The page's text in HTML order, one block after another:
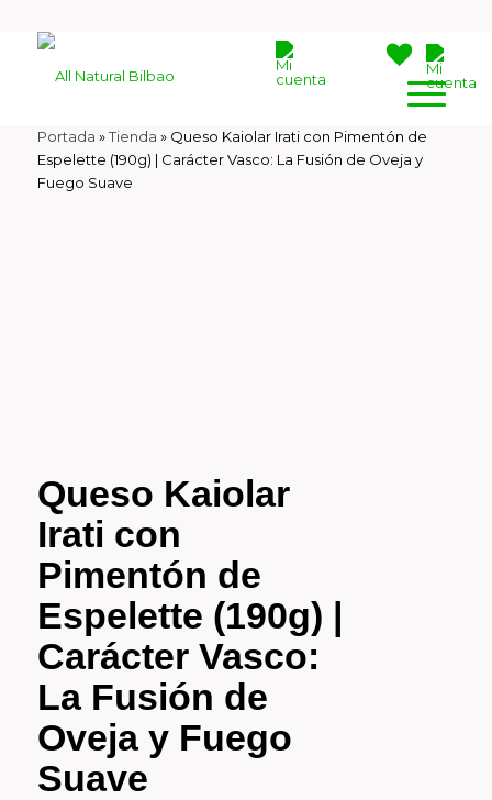
Portada »Tienda » Queso Kaiolar Irati con Pimentón de
Espelette (190g) | Carácter Vasco: La Fusión de Oveja y
Fuego Suave
Queso Kaiolar
Irati con
Pimentón de
Espelette (190g) |
Carácter Vasco:
La Fusión de
Oveja y Fuego
Suave